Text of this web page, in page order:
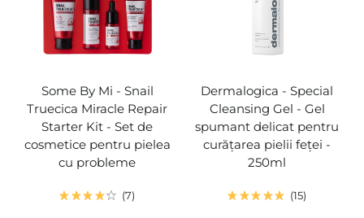
Some By Mi - Snail
Truecica Miracle Repair
Starter Kit - Set de
cosmetice pentru pielea
cu probleme
7
Dermalogica - Special
Cleansing Gel - Gel
spumant delicat pentru
curățarea pielii feței -
250ml
15